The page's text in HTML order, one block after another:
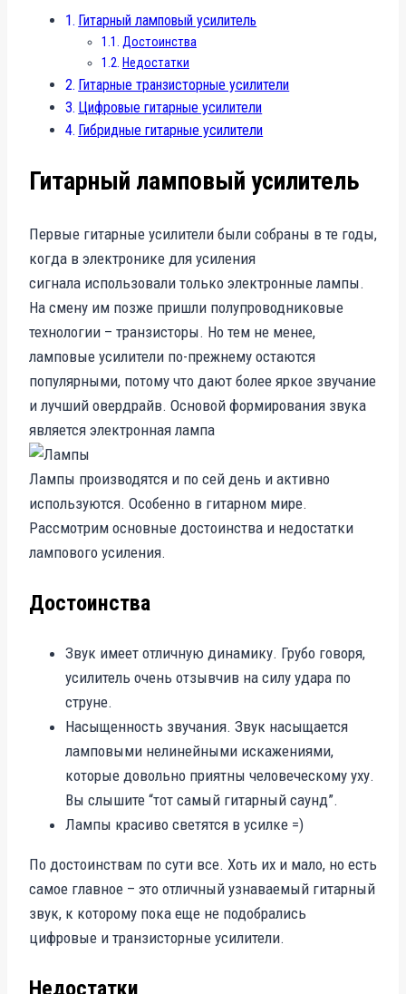
Гитарный ламповый усилитель
Достоинства
Недостатки
Гитарные транзисторные усилители
Цифровые гитарные усилители
Гибридные гитарные усилители
Гитарный ламповый усилитель
Первые гитарные усилители были собраны в те годы,
когда в электронике для усиления
сигнала использовали только электронные лампы.
На смену им позже пришли полупроводниковые
технологии – транзисторы. Но тем не менее,
ламповые усилители по-прежнему остаются
популярными, потому что дают более яркое звучание
и лучший овердрайв. Основой формирования звука
является электронная лампа
Лампы производятся и по сей день и активно
используются. Особенно в гитарном мире.
Рассмотрим основные достоинства и недостатки
лампового усиления.
Достоинства
Звук имеет отличную динамику. Грубо говоря,
усилитель очень отзывчив на силу удара по
струне.
Насыщенность звучания. Звук насыщается
ламповыми нелинейными искажениями,
которые довольно приятны человеческому уху.
Вы слышите “тот самый гитарный саунд”.
Лампы красиво светятся в усилке =)
По достоинствам по сути все. Хоть их и мало, но есть
самое главное – это отличный узнаваемый гитарный
звук, к которому пока еще не подобрались
цифровые и транзисторные усилители.
Недостатки